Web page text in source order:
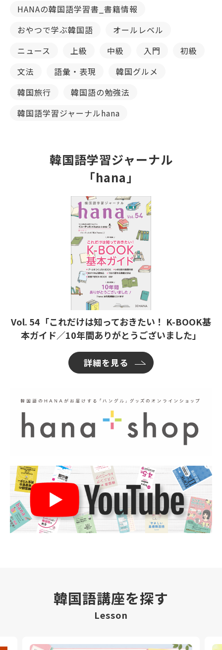
HANAの韓国語学習書_書籍情報
おやつで学ぶ韓国語
オールレベル
ニュース
上級 中級 入門
初級
文法
語彙・表現
韓国グルメ
韓国旅行
韓国語の勉強法
韓国語学習ジャーナルhana
韓国語学習ジャーナル
「hana」
Vol. 54「これだけは知っておきたい！ K-BOOK基
本ガイド／10年間ありがとうございました」
詳細を見る
韓国語講座を探す
Lesson